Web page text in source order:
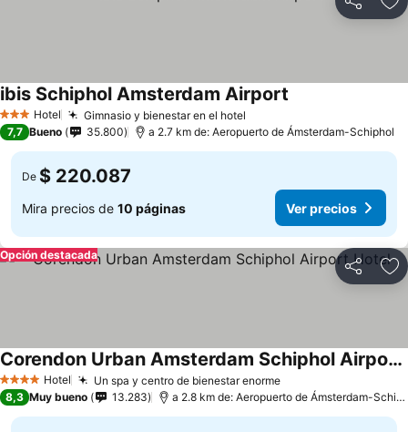
Compartir
3 Estrellas
Hotel Gimnasio y bienestar en el hotel
ibis Schiphol Amsterdam Airport
7,7 Bueno 35.800 a 2.7 km de: Aeropuerto de Ámsterdam-Schiphol
De $ 220.087
Mira precios de 10 páginas Ver precios
Compartir
Opción destacada
4 EstrellasHotel Un spa y centro de bienestar enorme
Corendon Urban Amsterdam Schiphol Airport Hotel
8,3 Muy bueno 13.283 a 2.8 km de: Aeropuerto de Ámsterdam-Schiphol